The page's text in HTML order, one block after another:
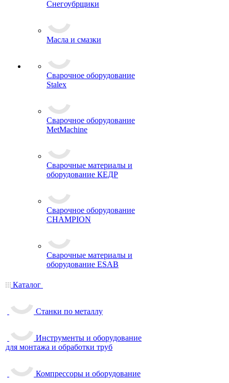
Снегоубрщики
Масла и смазки
Сварочное оборудование
Stalex
Сварочное оборудование
MetMachine
Сварочные материалы и
оборудование КЕДР
Сварочное оборудование
CHAMPION
Сварочные материалы и
оборудование ESAB
Каталог
Станки по металлу
Инструменты и оборудование
для монтажа и обработки труб
Компрессоры и оборудование